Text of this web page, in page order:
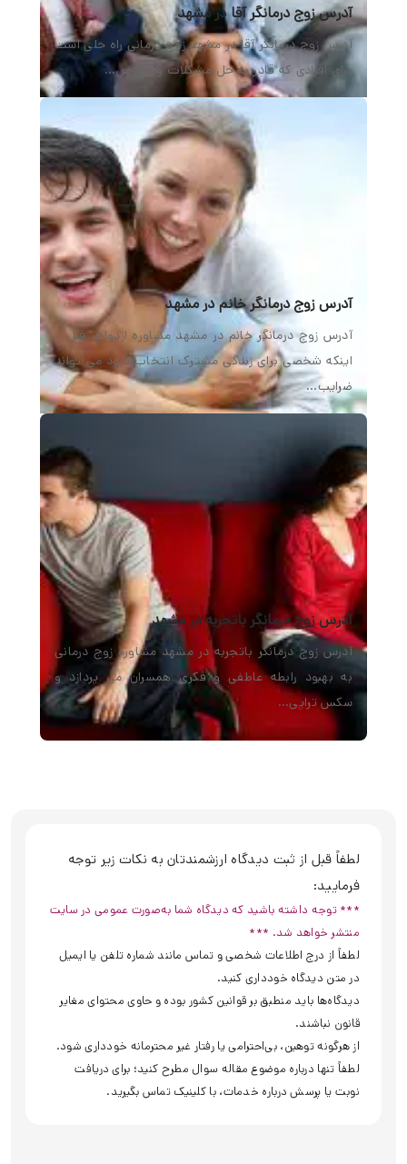
آدرس زوج درمانگر آقا در مشهد
آدرس زوج درمانگر آقا در مشهد زوج درمانی راه حلی است
برای افرادی که قادر به حل مشکلات و تعارض…
آدرس زوج درمانگر خانم در مشهد
آدرس زوج درمانگر خانم در مشهد مشاوره ازدواج، قبل از
اینکه شخصی برای زندگی مشترک انتخاب شود می تواند
ضرایب…
آدرس زوج درمانگر باتجربه در مشهد
آدرس زوج درمانگر باتجربه در مشهد مشاوره زوج درمانی
به بهبود رابطه عاطفی و فکری همسران می پردازد و
سکس تراپی…
لطفاً قبل از ثبت دیدگاه ارزشمندتان به نکات زیر توجه
فرمایید:
*** توجه داشته باشید که دیدگاه شما به‌صورت عمومی در سایت
منتشر خواهد شد. ***
لطفاً از درج اطلاعات شخصی و تماس مانند شماره تلفن یا ایمیل
در متن دیدگاه خودداری کنید.
دیدگاه‌ها باید منطبق بر قوانین کشور بوده و حاوی محتوای مغایر
قانون نباشند.
از هرگونه توهین، بی‌احترامی یا رفتار غیر محترمانه خودداری شود.
لطفاً تنها درباره موضوع مقاله سوال مطرح کنید؛ برای دریافت
نوبت یا پرسش درباره خدمات، با کلینیک تماس بگیرید.